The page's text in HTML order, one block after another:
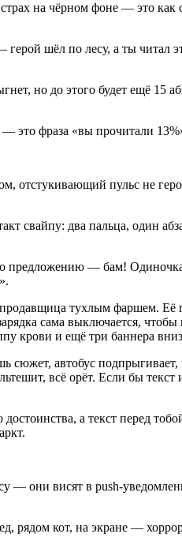
на чёрном фоне — это как
шёл по лесу, а ты читал
но до этого будет ещё 15
фраза «вы прочитали
отстукивающий пульс не
свайпу: два пальца, один
предложению — бам!
тухлым фаршем. Её
сама выключается,
крови и ещё три баннера
автобус
всё орёт. Если бы
а текст перед
— они висят в push-
рядом кот, на экране —